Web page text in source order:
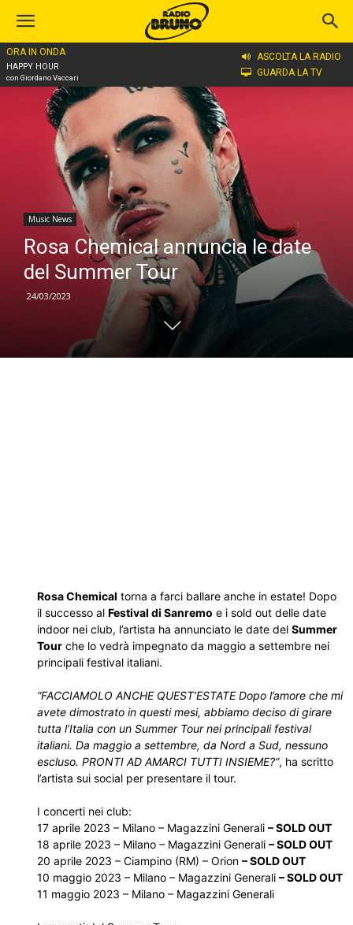
ORA IN ONDA
HAPPY HOUR
con Giordano Vaccari
ASCOLTA LA RADIO
GUARDA LA TV
Home
Music News
Rosa Chemical annuncia le date
del Summer Tour
24/03/2023
Rosa Chemical torna a farci ballare anche in estate! Dopo
il successo al Festival di Sanremo e i sold out delle date
indoor nei club, l’artista ha annunciato le date del Summer
Tour che lo vedrà impegnato da maggio a settembre nei
principali festival italiani.
“FACCIAMOLO ANCHE QUEST’ESTATE Dopo l’amore che mi
avete dimostrato in questi mesi, abbiamo deciso di girare
tutta l’Italia con un Summer Tour nei principali festival
italiani. Da maggio a settembre, da Nord a Sud, nessuno
escluso. PRONTI AD AMARCI TUTTI INSIEME?”, ha scritto
l’artista sui social per presentare il tour.
I concerti nei club:
17 aprile 2023 – Milano – Magazzini Generali – SOLD OUT
18 aprile 2023 – Milano – Magazzini Generali – SOLD OUT
20 aprile 2023 – Ciampino (RM) – Orion – SOLD OUT
10 maggio 2023 – Milano – Magazzini Generali – SOLD OUT
11 maggio 2023 – Milano – Magazzini Generali